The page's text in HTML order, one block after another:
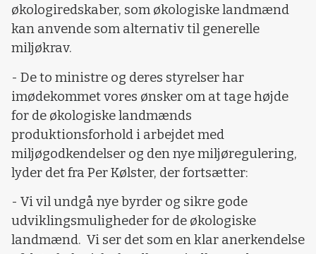
økologiredskaber, som økologiske landmænd
kan anvende som alternativ til generelle
miljøkrav.
- De to ministre og deres styrelser har
imødekommet vores ønsker om at tage højde
for de økologiske landmænds
produktionsforhold i arbejdet med
miljøgodkendelser og den nye miljøregulering,
lyder det fra Per Kølster, der fortsætter:
- Vi vil undgå nye byrder og sikre gode
udviklingsmuligheder for de økologiske
landmænd. Vi ser det som en klar anerkendelse